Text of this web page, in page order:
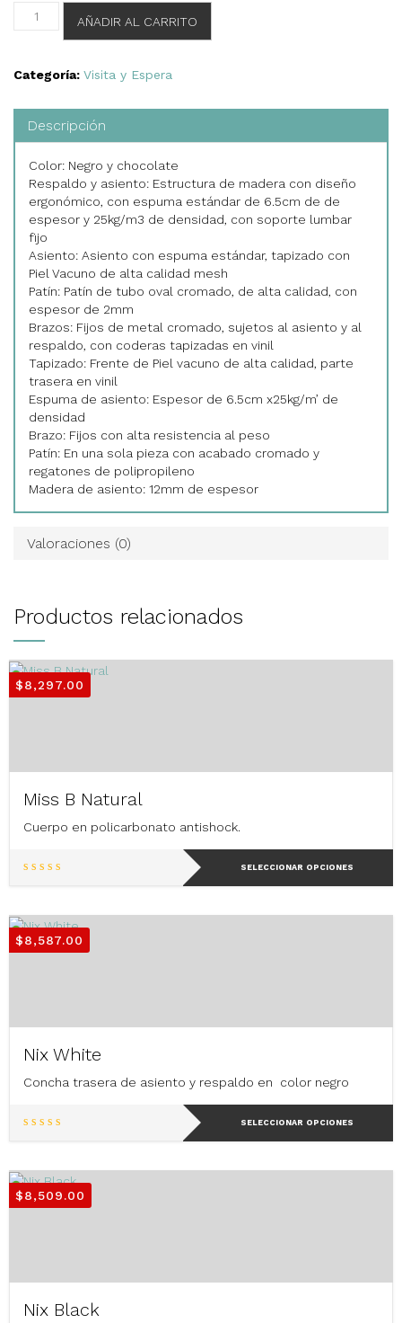
Zaid
AÑADIR AL CARRITO
Categoría: Visita y Espera
Descripción
Color: Negro y chocolate
Respaldo y asiento: Estructura de madera con diseño
ergonómico, con espuma estándar de 6.5cm de de
espesor y 25kg/m3 de densidad, con soporte lumbar
fijo
Asiento: Asiento con espuma estándar, tapizado con
Piel Vacuno de alta calidad mesh
Patín: Patín de tubo oval cromado, de alta calidad, con
espesor de 2mm
Brazos: Fijos de metal cromado, sujetos al asiento y al
respaldo, con coderas tapizadas en vinil
Tapizado: Frente de Piel vacuno de alta calidad, parte
trasera en vinil
Espuma de asiento: Espesor de 6.5cm x25kg/m’ de
densidad
Brazo: Fijos con alta resistencia al peso
Patín: En una sola pieza con acabado cromado y
regatones de polipropileno
Madera de asiento: 12mm de espesor
Valoraciones (0)
Productos relacionados
$8,297.00
Miss B Natural
Cuerpo en policarbonato antishock.
SELECCIONAR OPCIONES
Este
producto
múltiples
de
producto
$8,587.00
Nix White
Concha trasera de asiento y respaldo en color negro
SELECCIONAR OPCIONES
Este
producto
múltiples
$8,509.00
Nix Black